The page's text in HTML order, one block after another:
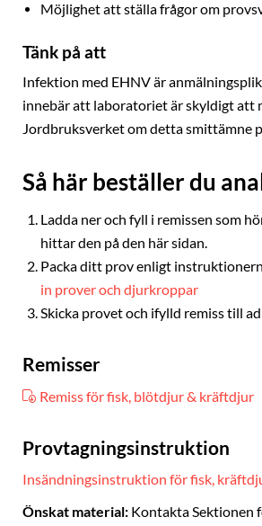
Möjlighet att ställa frågor om
Tänk på att
Infektion med EHNV är
innebär att laboratoriet är skyldigt att
Jordbruksverket om detta smittämne
Så här beställer du
Ladda ner och fyll i remissen som
hittar den på den här sidan.
Packa ditt prov enligt
in prover och djurkroppar
Skicka provet och ifylld remiss till
Remisser
Remiss för fisk, blötdjur & kräftdjur
Provtagningsinstruktion
Insändningsinstruktion för fisk,
Önskat material: Kontakta Sektionen